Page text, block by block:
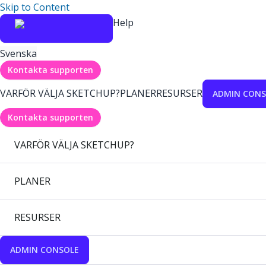
Skip to Content
Help
Svenska
Kontakta supporten
VARFÖR VÄLJA SKETCHUP?PLANERRESURSER ADMIN
Kontakta supporten
VARFÖR VÄLJA SKETCHUP?
PLANER
RESURSER
ADMIN CONSOLE